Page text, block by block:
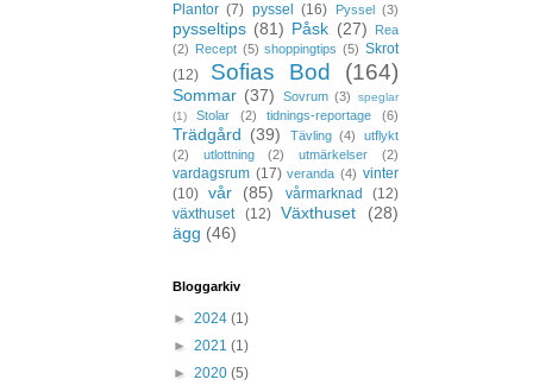
Plantor (7) pyssel (16) Pyssel (3)
pysseltips (81) Påsk (27)
Rea
(2) Recept (5) shoppingtips (5) Skrot
(12)
Sofias Bod (164)
Sommar (37) Sovrum (3)
speglar
(1)
Stolar (2) tidnings-reportage (6)
Trädgård (39) Tävling (4)
utflykt
(2)
utlottning (2) utmärkelser (2)
vardagsrum (17) veranda (4) vinter
(10) vår (85) vårmarknad
(12)
växthuset
(12) Växthuset
(28)
ägg (46)
Bloggarkiv
► 2024 (1)
► 2021 (1)
► 2020 (5)